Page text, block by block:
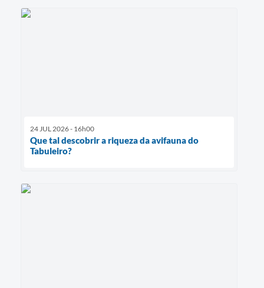
24 JUL 2026 - 16h00
Que tal descobrir a riqueza da avifauna do
Tabuleiro?